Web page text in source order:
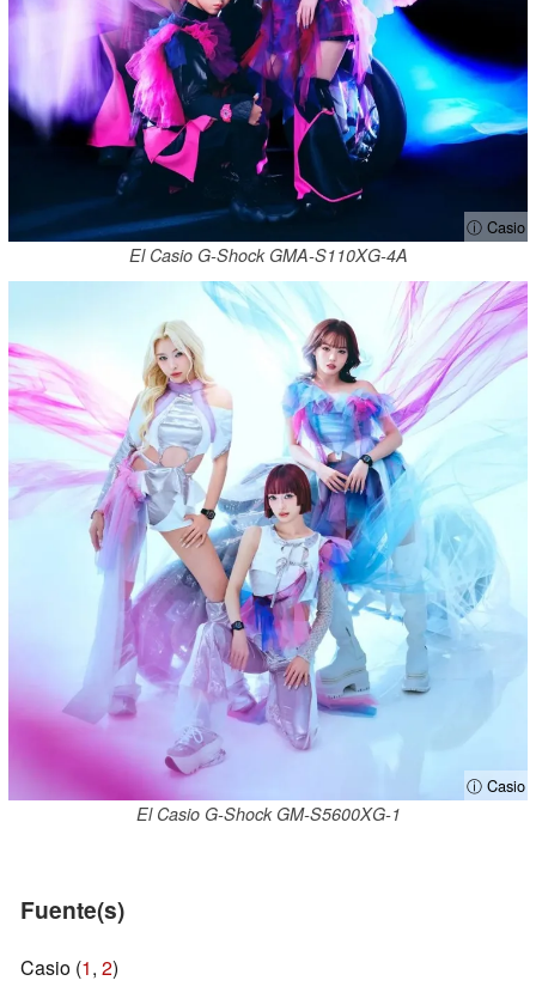
ⓘ Casio
El Casio G-Shock GMA-S110XG-4A
ⓘ Casio
El Casio G-Shock GM-S5600XG-1
Fuente(s)
Casio (1, 2)